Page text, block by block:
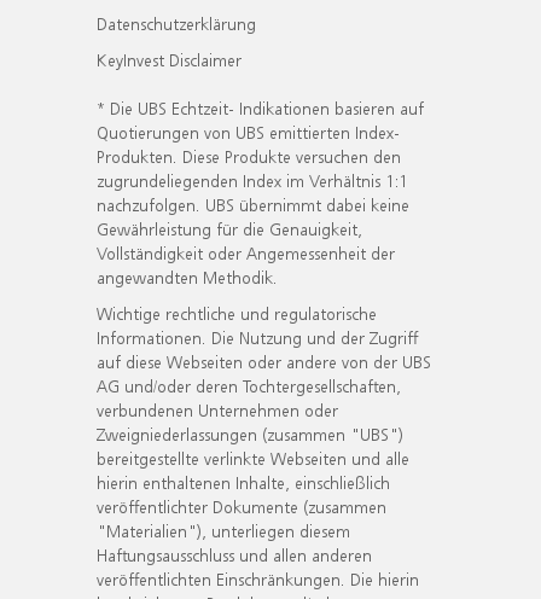
Datenschutzerklärung
KeyInvest Disclaimer
* Die UBS Echtzeit- Indikationen basieren auf
Quotierungen von UBS emittierten Index-
Produkten. Diese Produkte versuchen den
zugrundeliegenden Index im Verhältnis 1:1
nachzufolgen. UBS übernimmt dabei keine
Gewährleistung für die Genauigkeit,
Vollständigkeit oder Angemessenheit der
angewandten Methodik.
Wichtige rechtliche und regulatorische
Informationen. Die Nutzung und der Zugriff
auf diese Webseiten oder andere von der UBS
AG und/oder deren Tochtergesellschaften,
verbundenen Unternehmen oder
Zweigniederlassungen (zusammen "UBS")
bereitgestellte verlinkte Webseiten und alle
hierin enthaltenen Inhalte, einschließlich
veröffentlichter Dokumente (zusammen
"Materialien"), unterliegen diesem
Haftungsausschluss und allen anderen
veröffentlichten Einschränkungen. Die hierin